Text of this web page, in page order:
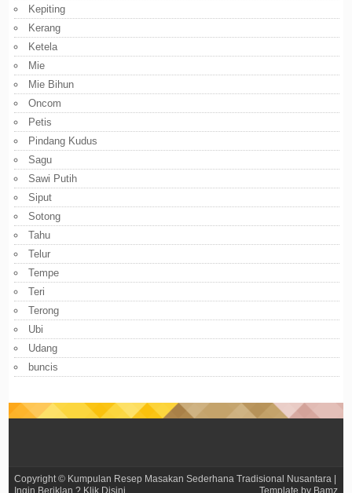
Kepiting
Kerang
Ketela
Mie
Mie Bihun
Oncom
Petis
Pindang Kudus
Sagu
Sawi Putih
Siput
Sotong
Tahu
Telur
Tempe
Teri
Terong
Ubi
Udang
buncis
Copyright © Kumpulan Resep Masakan Sederhana Tradisional Nusantara |
Ingin Beriklan ? Klik Disini Template by Bamz